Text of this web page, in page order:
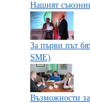
Нашият
За първи път
SME)
Възможности